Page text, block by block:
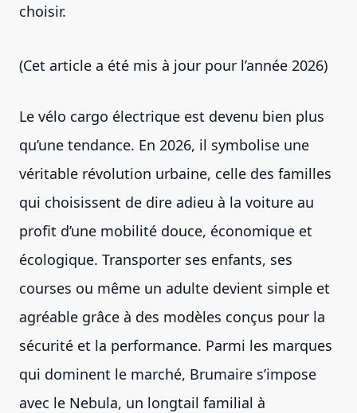
choisir.
(Cet article a été mis à jour pour l’année 2026)
Le vélo cargo électrique est devenu bien plus
qu’une tendance. En 2026, il symbolise une
véritable révolution urbaine, celle des familles
qui choisissent de dire adieu à la voiture au
profit d’une mobilité douce, économique et
écologique. Transporter ses enfants, ses
courses ou même un adulte devient simple et
agréable grâce à des modèles conçus pour la
sécurité et la performance. Parmi les marques
qui dominent le marché, Brumaire s’impose
avec le Nebula, un longtail familial à